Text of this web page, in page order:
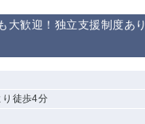
歓迎！独立支援制度あり
り徒歩4分